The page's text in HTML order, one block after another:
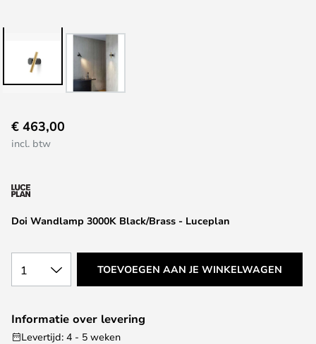
naar
het
van
de
afbeeldingen-
Doi Wandlamp 3000K Black/Brass - Luceplan
€ 463,00
incl. btw
1 TOEVOEGEN AAN JE WINKELWAGEN
Informatie over levering
Levertijd: 4 - 5 weken